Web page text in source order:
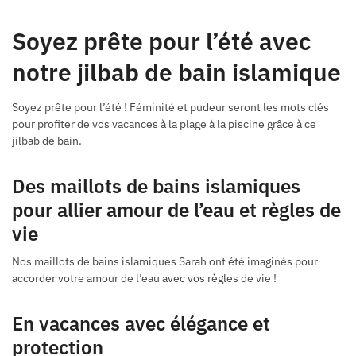
Soyez prête pour l’été avec
notre jilbab de bain islamique
Soyez prête pour l’été ! Féminité et pudeur seront les mots clés
pour profiter de vos vacances à la plage à la piscine grâce à ce
jilbab de bain.
Des maillots de bains islamiques
pour allier amour de l’eau et règles de
vie
Nos maillots de bains islamiques Sarah ont été imaginés pour
accorder votre amour de l’eau avec vos règles de vie !
En vacances avec élégance et
protection